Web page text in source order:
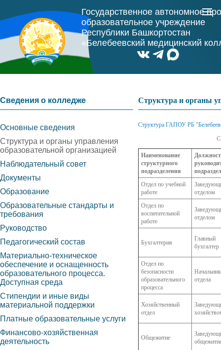
Государственное автономное
образовательное учреждение
Республики Башкортостан
«Белебеевский медицинский
Структура и органы
Структура ГАПОУ РБ
Наименование
структурного
подразделения
Отдел по учебной
работе
отделом
Отдел по
воспитательной
работе
отделом
Бухгалтерия
Главный
бухгалтер
Отдел по
безопасности
образовательного
процесса
Начальник
отдела
Хозяйственный
отдел
Общежитие
Сведения о колледже
Основные сведения
Структура и органы управления
образовательной организацией
Наблюдательный совет
Документы
Образование
Образовательные стандарты и
требования
Руководство
Педагогический состав
Материально-техническое
обеспечение и оснащенность
образовательного процесса.
Доступная среда
Стипендии и иные виды
материальной поддержки
Платные образовательные услуги
Финансово-хозяйственная
деятельность